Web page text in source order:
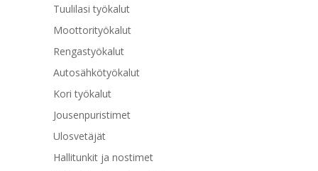
Tuulilasi työkalut
Moottorityökalut
Rengastyökalut
Autosähkötyökalut
Kori työkalut
Jousenpuristimet
Ulosvetäjät
Hallitunkit ja nostimet